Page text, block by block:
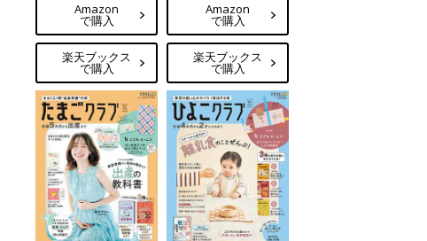
Amazon
で購入
楽天ブックス
で購入
Amazon
で購入
楽天ブックス
で購入